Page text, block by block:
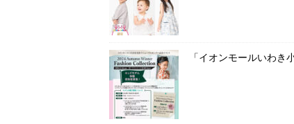
「イオンモールいわ